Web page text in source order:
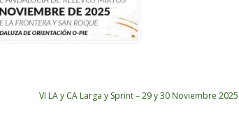
VI LA y CA Larga y Sprint – 29 y 30 Noviembre 2025